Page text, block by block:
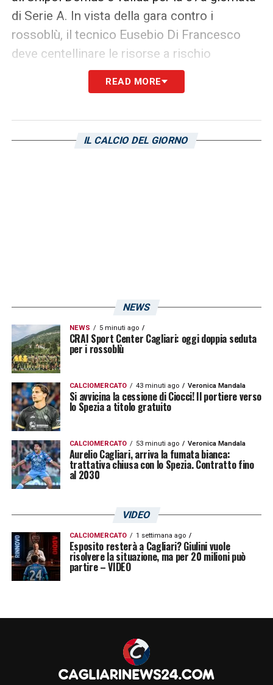
di Serie A. In vista della gara contro i
rossoblù, il tecnico Eusebio Di Francesco
deve centellinare le risorse a rischio
squalifica: si tratta diJay Idzes
, i quali sono già diffidati, e in
READ MORE
IL CALCIO DEL GIORNO
NEWS
NEWS 5 minuti ago
CRAI Sport Center Cagliari: oggi doppia seduta
per i rossoblù
CALCIOMERCATO 43 minuti ago Veronica Mandala
Si avvicina la cessione di Ciocci! Il portiere verso
lo Spezia a titolo gratuito
CALCIOMERCATO 53 minuti ago Veronica Mandala
Aurelio Cagliari, arriva la fumata bianca:
trattativa chiusa con lo Spezia. Contratto fino
al 2030
VIDEO
CALCIOMERCATO 1 settimana ago
Esposito resterà a Cagliari? Giulini vuole
risolvere la situazione, ma per 20 milioni può
partire – VIDEO